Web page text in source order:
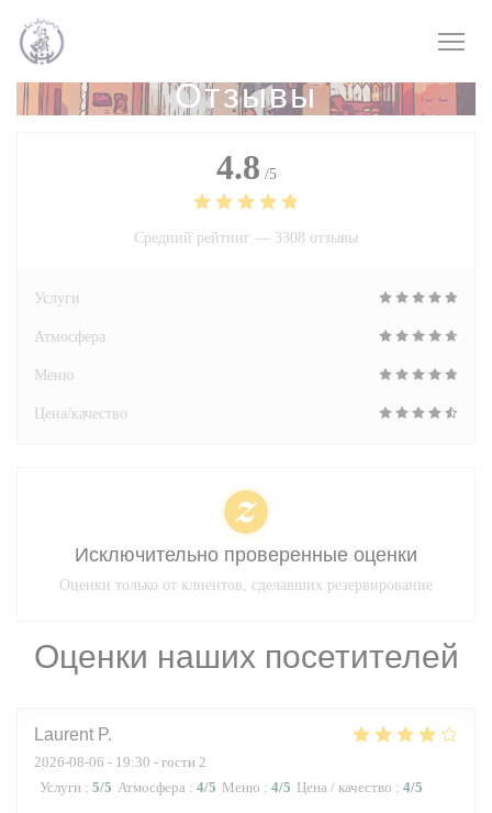
Панель управления cookies
Отзывы
Оценки наших посетителей
Laurent P
2026-08-06 - 19:30 - гости 2
Услуги : 5/5 Атмосфера : 4/5 Меню : 4/5 Цена / качество : 4/5
4.8 /5
Средний рейтинг — 3308 отзывы
Услуги
Атмосфера
Меню
Цена/качество
Исключительно проверенные оценки
Оценки только от клиентов, сделавших резервирование